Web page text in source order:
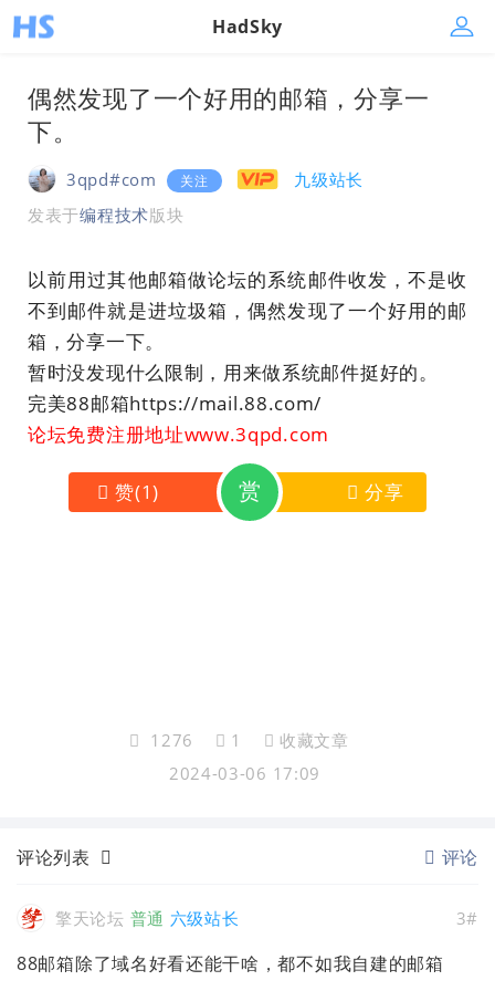
HadSky
偶然发现了一个好用的邮箱，分享一
下。
3qpd#com 关注
九级站长
发表于编程技术版块
以前用过其他邮箱做论坛的系统邮件收发，不是收
不到邮件就是进垃圾箱，偶然发现了一个好用的邮
箱，分享一下。
暂时没发现什么限制，用来做系统邮件挺好的。
完美88邮箱https://mail.88.com/
论坛免费注册地址www.3qpd.com
赞(1) 赏 分享
1276 1
收藏文章
2024-03-06 17:09
评论列表 评论
擎天论坛 普通 六级站长 3#
88邮箱除了域名好看还能干啥，都不如我自建的邮箱